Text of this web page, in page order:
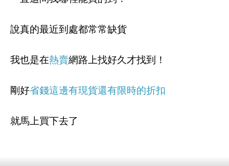
說真的最近到處都常常缺貨
我也是在熱賣網路上找好久才找到！
剛好省錢這邊有現貨還有限時的折扣
就馬上買下去了